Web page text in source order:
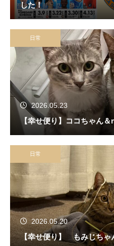
した！
日常
2026.05.23
【幸せ便り】ココちゃん＆
日常
2026.05.20
【幸せ便り】 もみじちゃ